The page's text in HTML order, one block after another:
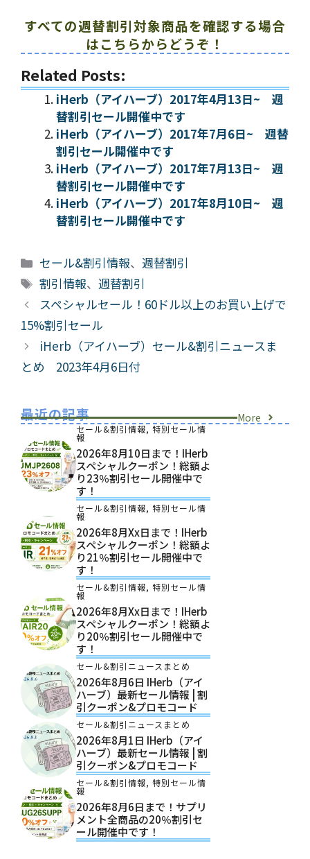
すべての週替割引対象商品を確認する場合
はこちらからどうぞ！
Related Posts:
iHerb（アイハーブ）2017年4月13日~ 週
替割引セール開催中です
iHerb（アイハーブ）2017年7月6日~ 週替
割引セール開催中です
iHerb（アイハーブ）2017年7月13日~ 週
替割引セール開催中です
iHerb（アイハーブ）2017年8月10日~ 週
替割引セール開催中です
カ
テ
ゴ
リ
ー
セール&割引情報、週替割引
タ
グ
割引情報、週替割引
スペシャルセール！60ドル以上のお買い上げで
15%割引セール
iHerb（アイハーブ）セール&割引ニュースま
とめ 2023年4月6日付
最近の記事 More
セール&割引情報, 特別セール情
報
2026年8月10日まで！iHerb
スペシャルクーポン！総額よ
り23％割引セール開催中で
す！
セール&割引情報, 特別セール情
報
2026年8月xx日まで！iHerb
スペシャルクーポン！総額よ
り21％割引セール開催中で
す！
セール&割引情報, 特別セール情
報
2026年8月xx日まで！iHerb
スペシャルクーポン！総額よ
り20％割引セール開催中で
す！
セール&割引ニュースまとめ
2026年8月6日 IHerb（アイ
ハーブ）最新セール情報 | 割
引クーポン&プロモコード
セール&割引ニュースまとめ
2026年8月1日 IHerb（アイ
ハーブ）最新セール情報 | 割
引クーポン&プロモコード
セール&割引情報, 特別セール情
報
2026年8月6日まで！サプリ
メント全商品の20％割引セ
ール開催中です！